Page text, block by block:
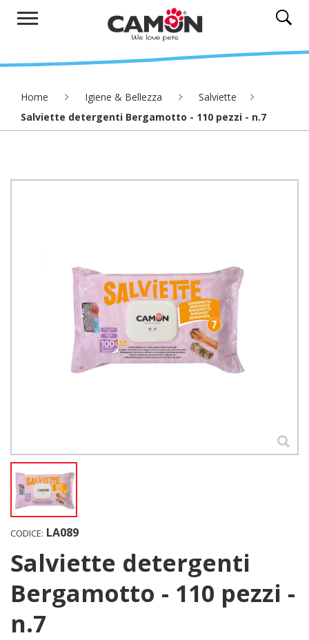
Home Igiene & Bellezza
Salviette
Salviette detergenti Bergamotto - 110 pezzi - n.7
CODICE: LA089
Salviette detergenti
Bergamotto - 110 pezzi -
n.7